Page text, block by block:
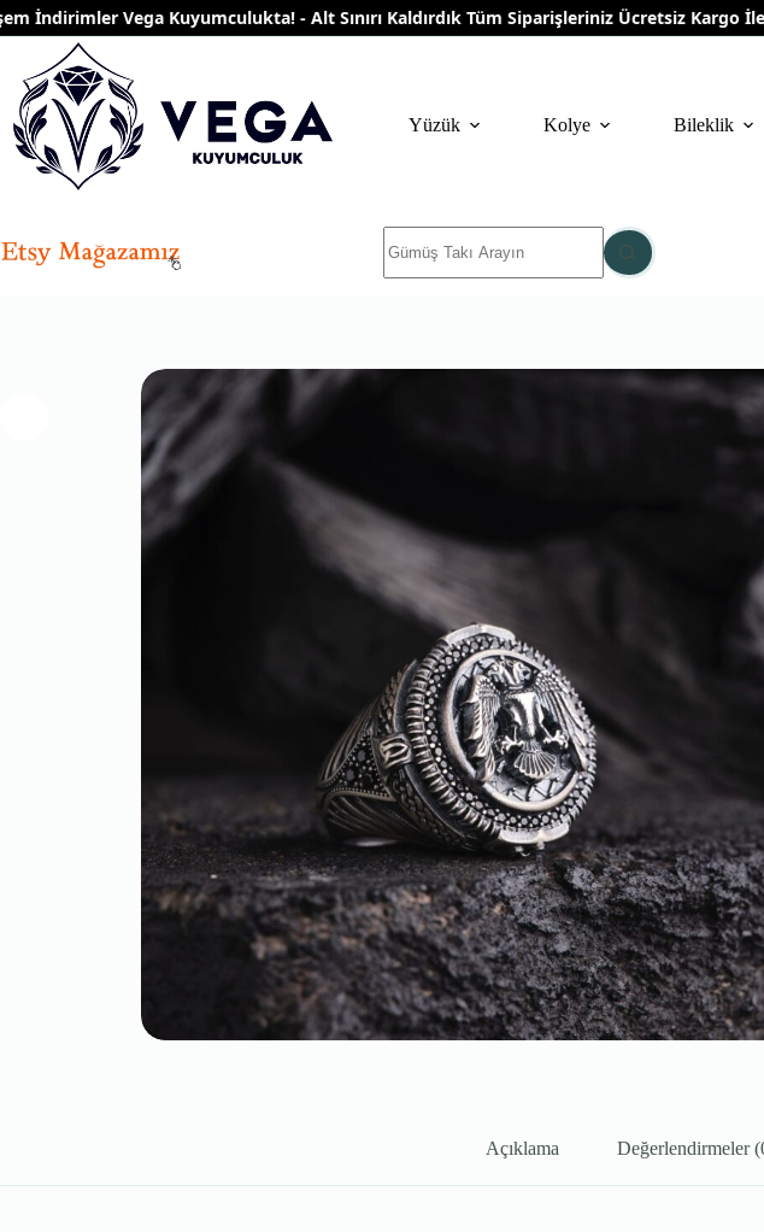
to
İndirimler Vega Kuyumculukta! - Alt Sınırı Kaldırdık Tüm Siparişleriniz Ücretsiz Kargo İle
Yüzük Kolye Bileklik
results
Açıklama Değerlendirmeler